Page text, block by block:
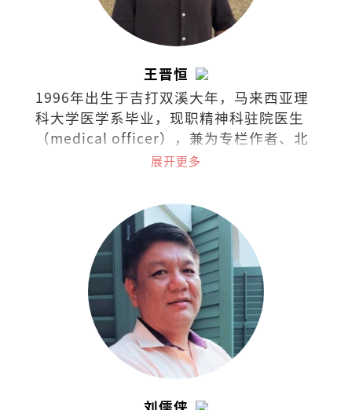
王晋恒
1996年出生于吉打双溪大年，马来西亚理
科大学医学系毕业，现职精神科驻院医生
（medical officer），兼为专栏作者、北
马作协副主席。曾任《马华文学》执行编
时报文学奖、花踪新秀文学奖、香港青年
文学奖等。长篇小说《弃医者》入选《亚
洲周刊》2025年度“全球华人十大小
展开更多